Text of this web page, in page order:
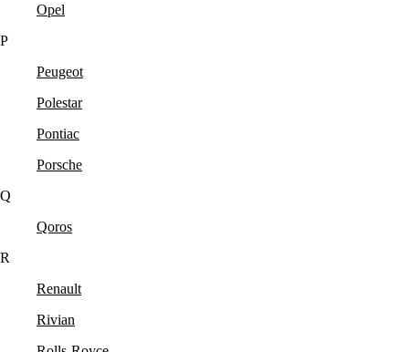
Opel
P
Peugeot
Polestar
Pontiac
Porsche
Q
Qoros
R
Renault
Rivian